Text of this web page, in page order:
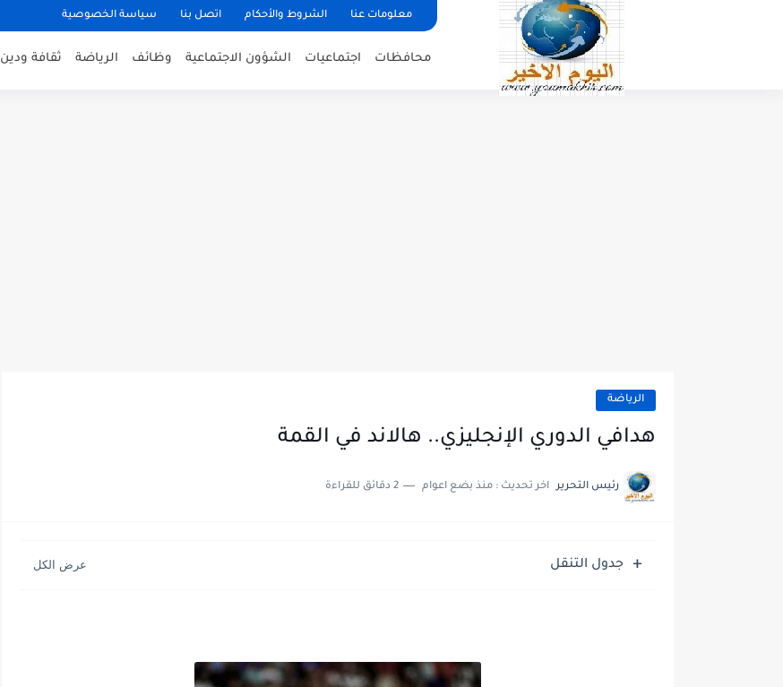
معلومات عنا الشروط والأحكام اتصل بنا سياسة الخصوصية
محافظات اجتماعيات الشؤون الاجتماعية وظائف الرياضة ثقافة ودين
الرياضة
هدافي الدوري الإنجليزي.. هالاند في القمة
رئيس التحرير اخر تحديث : منذ بضع اعوام 2 دقائق للقراءة
جدول التنقل